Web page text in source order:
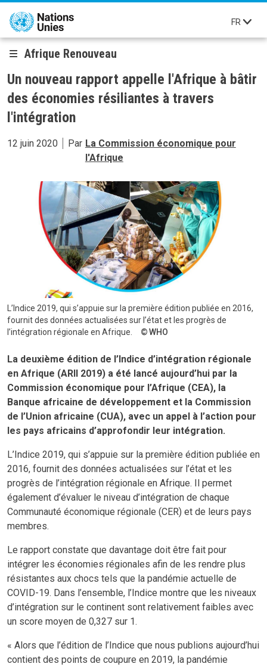
Aller au contenu principal
FR
Afrique Renouveau
Un nouveau rapport appelle l'Afrique à bâtir
des économies résiliantes à travers
l'intégration
12 juin 2020 Par La Commission économique pour
l'Afrique
L’Indice 2019, qui s’appuie sur la première édition publiée en 2016,
fournit des données actualisées sur l’état et les progrès de
l’intégration régionale en Afrique.
WHO
La deuxième édition de l’Indice d’intégration régionale
en Afrique (ARII 2019) a été lancé aujourd’hui par la
Commission économique pour l’Afrique (CEA), la
Banque africaine de développement et la Commission
de l’Union africaine (CUA), avec un appel à l’action pour
les pays africains d’approfondir leur intégration.
L’Indice 2019, qui s’appuie sur la première édition publiée en
2016, fournit des données actualisées sur l’état et les
progrès de l’intégration régionale en Afrique. Il permet
également d’évaluer le niveau d’intégration de chaque
Communauté économique régionale (CER) et de leurs pays
membres.
Le rapport constate que davantage doit être fait pour
intégrer les économies régionales afin de les rendre plus
résistantes aux chocs tels que la pandémie actuelle de
COVID-19. Dans l’ensemble, l’Indice montre que les niveaux
d’intégration sur le continent sont relativement faibles avec
un score moyen de 0,327 sur 1.
« Alors que l’édition de l’Indice que nous publions aujourd’hui
contient des points de coupure en 2019, la pandémie